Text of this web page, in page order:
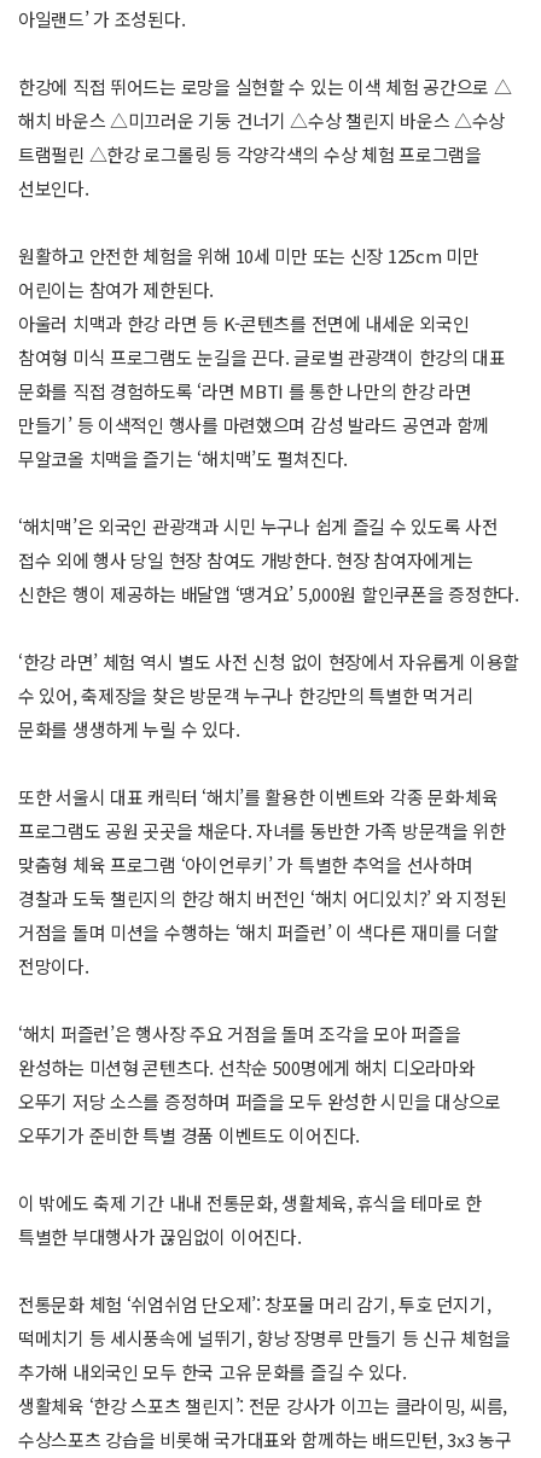
아일랜드’ 가 조성된다.
한강에 직접 뛰어드는 로망을 실현할 수 있는 이색 체험 공간으로 △
해치 바운스 △미끄러운 기둥 건너기 △수상 챌린지 바운스 △수상
트램펄린 △한강 로그롤링 등 각양각색의 수상 체험 프로그램을
선보인다.
원활하고 안전한 체험을 위해 10세 미만 또는 신장 125cm 미만
어린이는 참여가 제한된다.
아울러 치맥과 한강 라면 등 K-콘텐츠를 전면에 내세운 외국인
참여형 미식 프로그램도 눈길을 끈다. 글로벌 관광객이 한강의 대표
문화를 직접 경험하도록 ‘라면 MBTI 를 통한 나만의 한강 라면
만들기’ 등 이색적인 행사를 마련했으며 감성 발라드 공연과 함께
무알코올 치맥을 즐기는 ‘해치맥’도 펼쳐진다.
‘해치맥’은 외국인 관광객과 시민 누구나 쉽게 즐길 수 있도록 사전
접수 외에 행사 당일 현장 참여도 개방한다. 현장 참여자에게는
신한은 행이 제공하는 배달앱 ‘땡겨요’ 5,000원 할인쿠폰을 증정한다.
‘한강 라면’ 체험 역시 별도 사전 신청 없이 현장에서 자유롭게 이용할
수 있어, 축제장을 찾은 방문객 누구나 한강만의 특별한 먹거리
문화를 생생하게 누릴 수 있다.
또한 서울시 대표 캐릭터 ‘해치’를 활용한 이벤트와 각종 문화·체육
프로그램도 공원 곳곳을 채운다. 자녀를 동반한 가족 방문객을 위한
맞춤형 체육 프로그램 ‘아이언루키’ 가 특별한 추억을 선사하며
경찰과 도둑 챌린지의 한강 해치 버전인 ‘해치 어디있치?’ 와 지정된
거점을 돌며 미션을 수행하는 ‘해치 퍼즐런’ 이 색다른 재미를 더할
전망이다.
‘해치 퍼즐런’은 행사장 주요 거점을 돌며 조각을 모아 퍼즐을
완성하는 미션형 콘텐츠다. 선착순 500명에게 해치 디오라마와
오뚜기 저당 소스를 증정하며 퍼즐을 모두 완성한 시민을 대상으로
오뚜기가 준비한 특별 경품 이벤트도 이어진다.
이 밖에도 축제 기간 내내 전통문화, 생활체육, 휴식을 테마로 한
특별한 부대행사가 끊임없이 이어진다.
전통문화 체험 ‘쉬엄쉬엄 단오제’: 창포물 머리 감기, 투호 던지기,
떡메치기 등 세시풍속에 널뛰기, 향낭 장명루 만들기 등 신규 체험을
추가해 내외국인 모두 한국 고유 문화를 즐길 수 있다.
생활체육 ‘한강 스포츠 챌린지’: 전문 강사가 이끄는 클라이밍, 씨름,
수상스포츠 강습을 비롯해 국가대표와 함께하는 배드민턴, 3x3 농구